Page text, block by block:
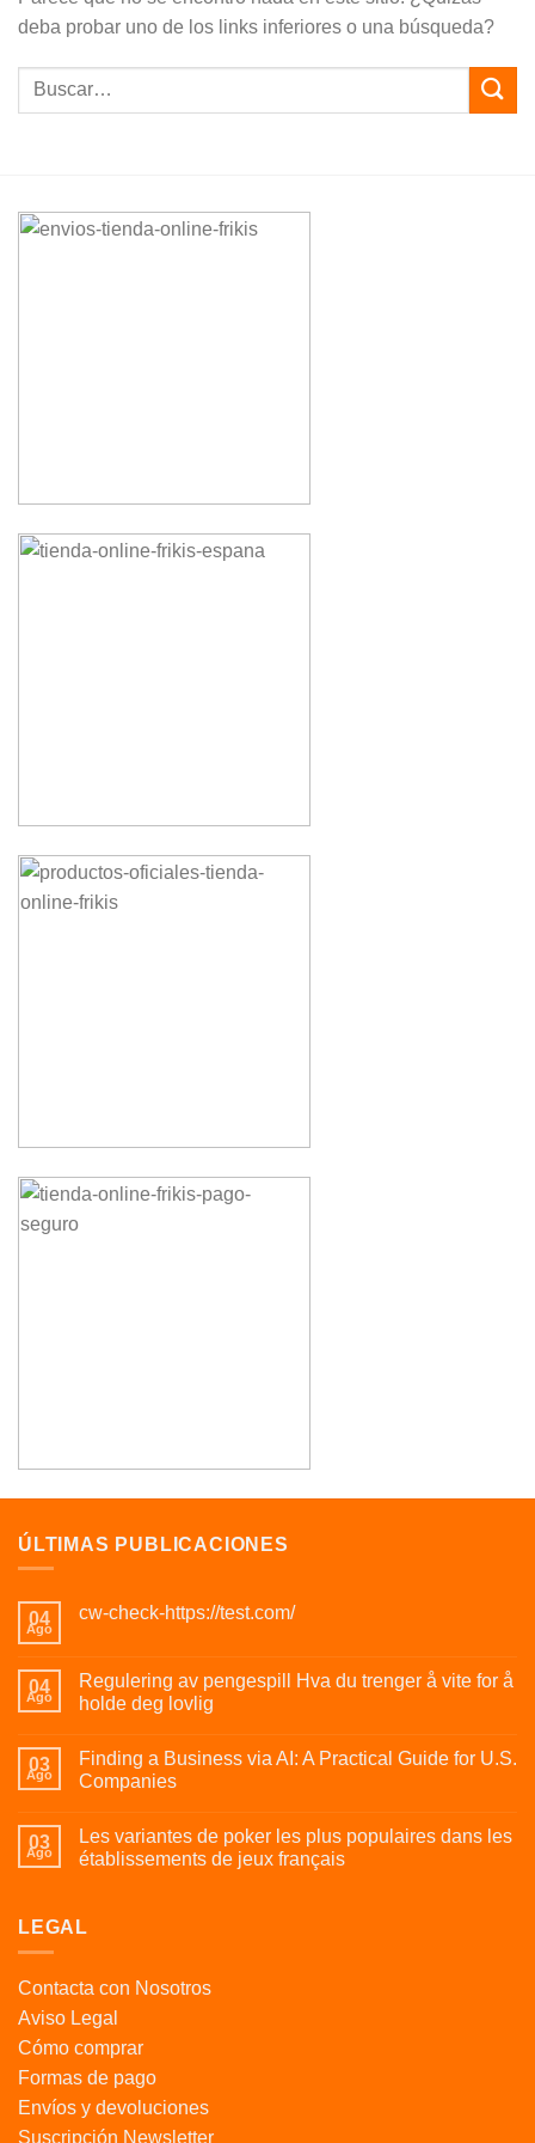
deba probar uno de los links inferiores o una búsqueda?
ÚLTIMAS PUBLICACIONES
04
Ago
cw-check-https://test.com/
04
Ago
Regulering av pengespill Hva du trenger å vite for å
holde deg lovlig
03
Ago
Finding a Business via AI: A Practical Guide for U.S.
Companies
03
Ago
Les variantes de poker les plus populaires dans les
établissements de jeux français
LEGAL
Contacta con Nosotros
Aviso Legal
Cómo comprar
Formas de pago
Envíos y devoluciones
Suscripción Newsletter